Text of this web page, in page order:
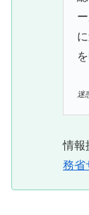
迷
情報
務省